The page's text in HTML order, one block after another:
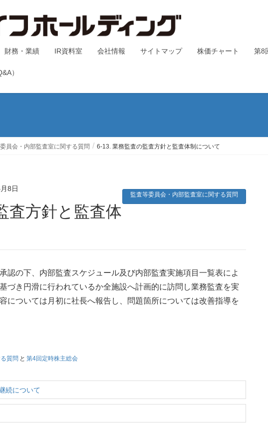
財務・業績 IR資料室 会社情報 サイトマップ 株価チャート 第8
）
員会・内部監査室に関する質問 6-13. 業務監査の監査方針と監査体制について
8日
監査等委員会・内部監査室に関する質問
認の下、内部監査スケジュール及び内部監査実施項目一覧表によ
づき円滑に行われているか全施設へ計画的に訪問し業務監査を実
については月初に社長へ報告し、問題箇所については改善指導を
質問 と 第4回定時株主総会
続について